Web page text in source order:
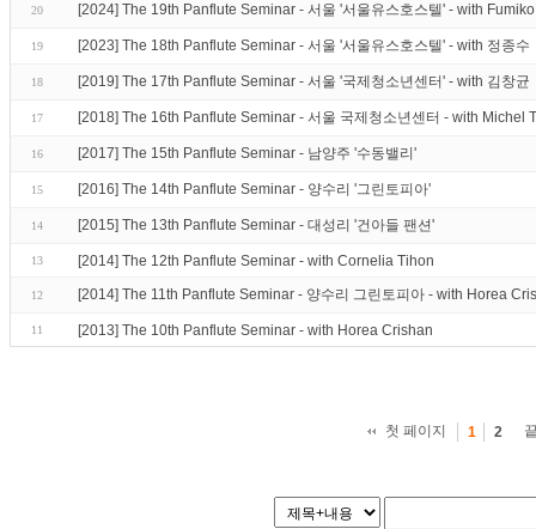
20 [2024] The 19th Panflute Seminar - 서울 '서울유스호스텔' - with
19 [2023] The 18th Panflute Seminar - 서울 '서울유스호스텔' - with 정종수
18 [2019] The 17th Panflute Seminar - 서울 '국제청소년센터' - with 김창균
17 [2018] The 16th Panflute Seminar - 서울 국제청소년센터 - with Michel
16 [2017] The 15th Panflute Seminar - 남양주 '수동밸리'
15 [2016] The 14th Panflute Seminar - 양수리 '그린토피아'
14 [2015] The 13th Panflute Seminar - 대성리 '건아들 팬션'
13 [2014] The 12th Panflute Seminar - with Cornelia Tihon
12 [2014] The 11th Panflute Seminar - 양수리 그린토피아 - with Horea
11 [2013] The 10th Panflute Seminar - with Horea Crishan
첫 페이지 1 2